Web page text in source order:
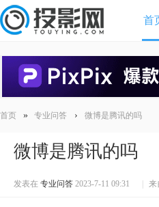
首
首页 » 专业问答 › 微博是腾讯的吗
微博是腾讯的吗
发表在 专业问答 2023-7-11 09:31 来